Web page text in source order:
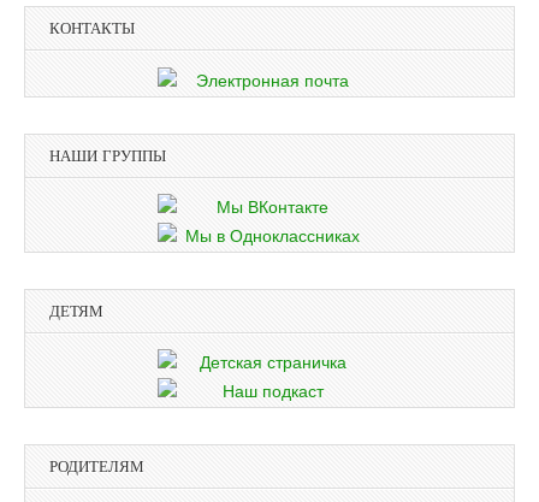
КОНТАКТЫ
НАШИ ГРУППЫ
ДЕТЯМ
РОДИТЕЛЯМ